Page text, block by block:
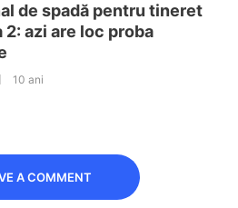
de spadă pentru tineret
azi are loc proba
10 ani
A COMMENT